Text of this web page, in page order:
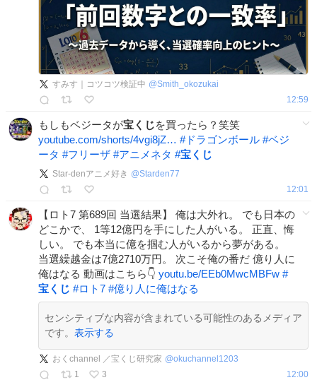
すみす｜コツコツ検証中 @Smith_okozukai
12:59
もしもベジータが宝くじを買ったら？笑笑
youtube.com/shorts/4vgi8jZ… #ドラゴンボール #ベジ
ータ #フリーザ #アニメネタ #宝くじ
Star-denアニメ好き @Starden77
12:01
【ロト7 第689回 当選結果】 俺は大外れ。 でも日本の
どこかで、 1等12億円を手にした人がいる。 正直、悔
しい。 でも本当に億を掴む人がいるから夢がある。
当選繰越金は7億2710万円。 次こそ俺の番だ 億り人に
俺はなる 動画はこちら👇 youtu.be/EEb0MwcMBFw #
宝くじ #ロト7 #億り人に俺はなる
センシティブな内容が含まれている可能性のあるメディア
です。 表示する
おくchannel ／宝くじ研究家 @okuchannel1203
1
3 12:00